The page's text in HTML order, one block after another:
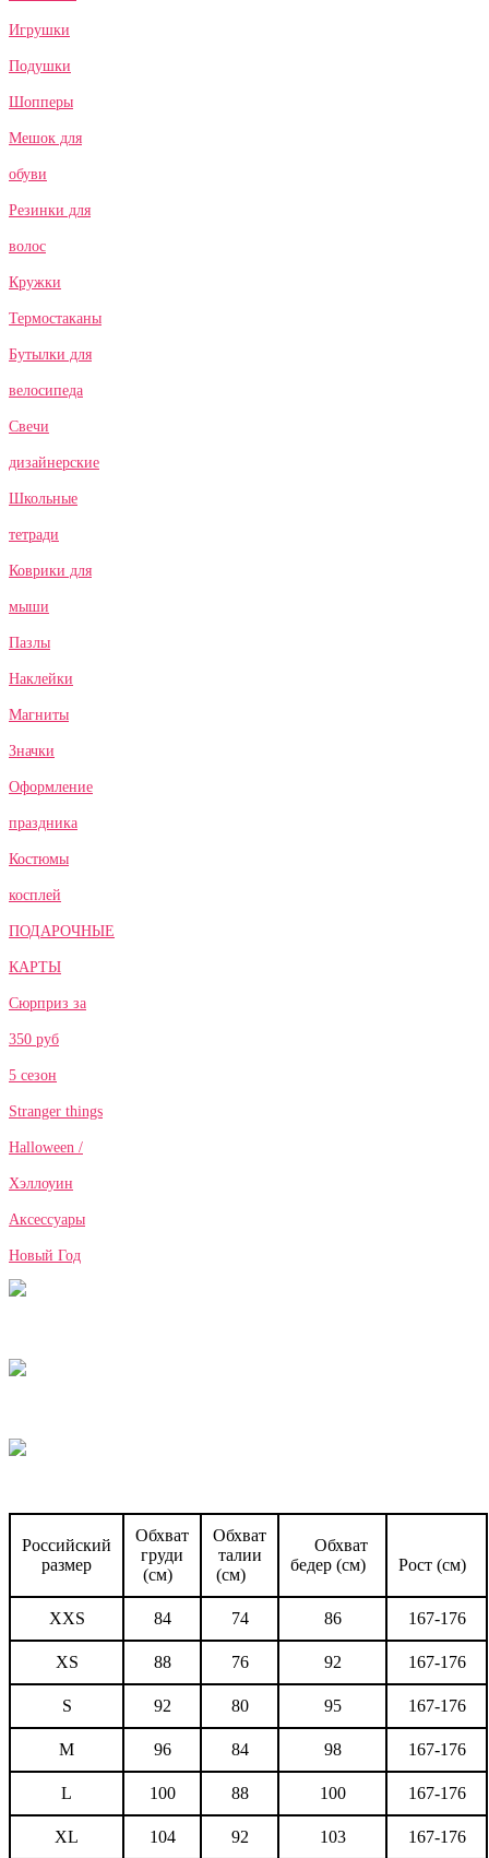
Игрушки
Подушки
Шопперы
Мешок для
обуви
Резинки для
волос
Кружки
Термостаканы
Бутылки для
велосипеда
Свечи
дизайнерские
Школьные
тетради
Коврики для
мыши
Пазлы
Наклейки
Магниты
Значки
Оформление
праздника
Костюмы
косплей
ПОДАРОЧНЫЕ
КАРТЫ
Сюрприз за
350 руб
5 сезон
Stranger things
Halloween /
Хэллоуин
Аксессуары
Новый Год
Российский
размер
Обхват
груди
(см)
Обхват
талии
(см)
Обхват
бедер (см)
Рост (см)
XXS 84 74 86 167-176
XS 88 76 92 167-176
S 92 80 95 167-176
M 96 84 98 167-176
L 100 88 100 167-176
XL 104 92 103 167-176